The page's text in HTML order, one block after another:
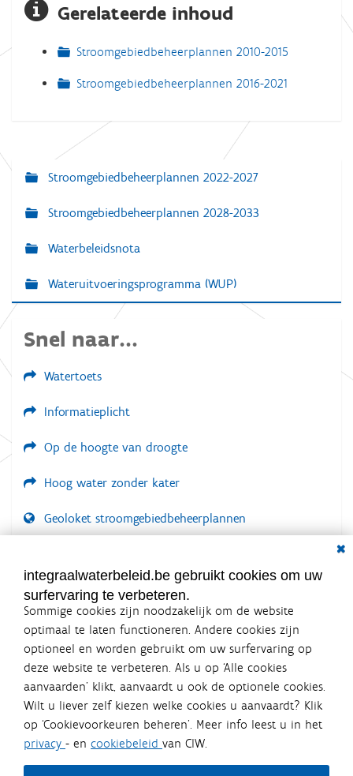
Gerelateerde inhoud
Stroomgebiedbeheerplannen 2010-2015
Stroomgebiedbeheerplannen 2016-2021
N
a
i
g
a
i
e
Stroomgebiedbeheerplannen 2022-2027
Stroomgebiedbeheerplannen 2028-2033
Waterbeleidsnota
Wateruitvoeringsprogramma (WUP)
Snel naar...
Watertoets
Informatieplicht
Op de hoogte van droogte
Hoog water zonder kater
Geoloket stroomgebiedbeheerplannen
LOGIN VEREIST
integraalwaterbeleid.be gebruikt cookies om uw
surfervaring te verbeteren.
Sommige cookies zijn noodzakelijk om de website
optimaal te laten functioneren. Andere cookies zijn
optioneel en worden gebruikt om uw surfervaring op
deze website te verbeteren. Als u op ‘Alle cookies
aanvaarden’ klikt, aanvaardt u ook de optionele cookies.
Wilt u liever zelf kiezen welke cookies u aanvaardt? Klik
op ‘Cookievoorkeuren beheren’. Meer info leest u in het
privacy - en cookiebeleid van CIW.
Integraalwaterbeleid.be is een
officiële website van de Vlaamse
overheid
uitgegeven door Coördinatiecommissie Integraal
Waterbeleid
De Coördinatiecommissie Integraal Waterbeleid (CIW) is een